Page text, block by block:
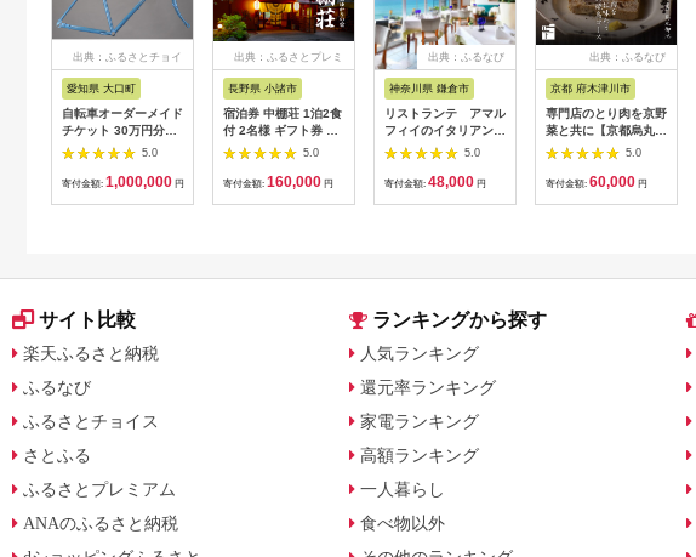
出典：ふるさとチョイ
愛知県 大口町
自転車オーダーメイド
チケット 30万円分
【1360365】
5.0
寄付金額: 1,000,000 円
出典：ふるさとプレミ
長野県 小諸市
宿泊券 中棚荘 1泊2食
付 2名様 ギフト券 チ
ケット 券 宿泊 旅行
5.0
寄付金額: 160,000 円
出典：ふるなび
神奈川県 鎌倉市
リストランテ アマル
フィイのイタリアンデ
ィナーコースA ペア
5.0
寄付金額: 48,000 円
出典：ふるなび
京都 府木津川市
専門店のとり肉を京野
菜と共に【京都烏丸御
池】で味わう2名様焼
鳥コースお食事券
064-15
5.0
寄付金額: 60,000 円
サイト比較
楽天ふるさと納税
ふるなび
ふるさとチョイス
さとふる
ふるさとプレミアム
ANAのふるさと納税
ランキングから探す
人気ランキング
還元率ランキング
家電ランキング
高額ランキング
一人暮らし
食べ物以外